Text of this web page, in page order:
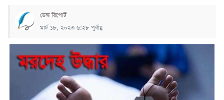
ডেস্ক রিপোর্ট
মার্চ ১৮, ২০২৩ ৬:২৮ পূর্বাহ্ণ